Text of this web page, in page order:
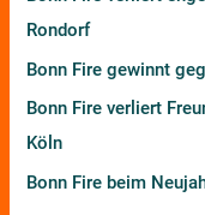
Rondorf
Bonn Fire gewinnt
Bonn Fire verliert
Köln
Bonn Fire beim